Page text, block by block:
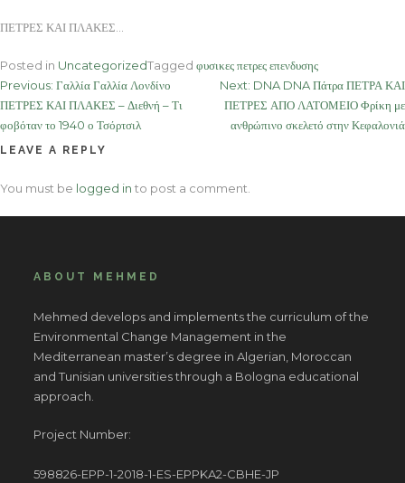
ΠΕΤΡΕΣ ΚΑΙ ΠΛΑΚΕΣ…
Posted in UncategorizedTagged φυσικες πετρες επενδυσης
Post
navigation
Previous: Γαλλία Γαλλία Λονδίνο
ΠΕΤΡΕΣ ΚΑΙ ΠΛΑΚΕΣ – Διεθνή – Τι
φοβόταν το 1940 ο Τσόρτσιλ
Next: DNA DNA Πάτρα ΠΕΤΡΑ ΚΑΙ
ΠΕΤΡΕΣ ΑΠΟ ΛΑΤΟΜΕΙΟ Φρίκη με
ανθρώπινο σκελετό στην Κεφαλονιά
LEAVE A REPLY
You must be logged in to post a comment.
ABOUT MEHMED
Mehmed develops and implements the curriculum of the
Environmental Change Management in the
Mediterranean master’s degree in Algerian, Moroccan
and Tunisian universities through a Bologna educational
approach.
Project Number:
598826-EPP-1-2018-1-ES-EPPKA2-CBHE-JP